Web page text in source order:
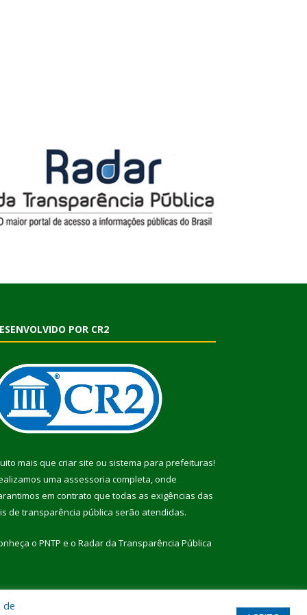
POR CR2
mais que criar site ou sistema para prefeituras!
uma assessoria completa, onde
em contrato que todas as exigências das
de transparência pública serão atendidas.
o PNTP e o Radar da Transparência Pública
de